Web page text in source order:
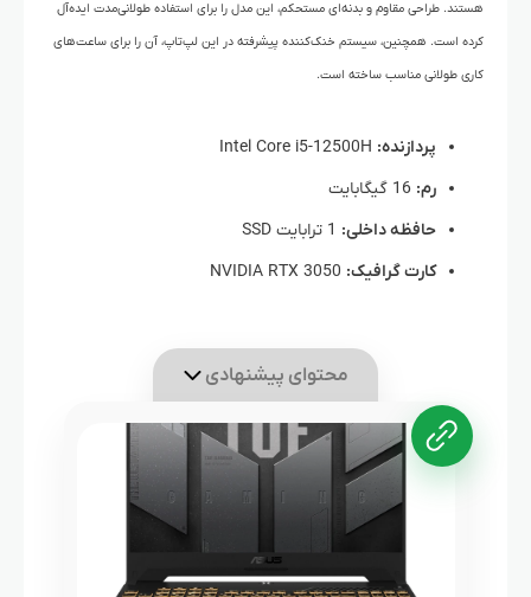
هستند. طراحی مقاوم و بدنه‌ای مستحکم، این مدل را برای استفاده طولانی‌مدت ایده‌آل
کرده است. همچنین، سیستم خنک‌کننده پیشرفته در این لپ‌تاپ، آن را برای ساعت‌های
کاری طولانی مناسب ساخته است.
پردازنده:
رم:
حافظه داخلی:
کارت گرافیک:
محتوای پیشنهادی